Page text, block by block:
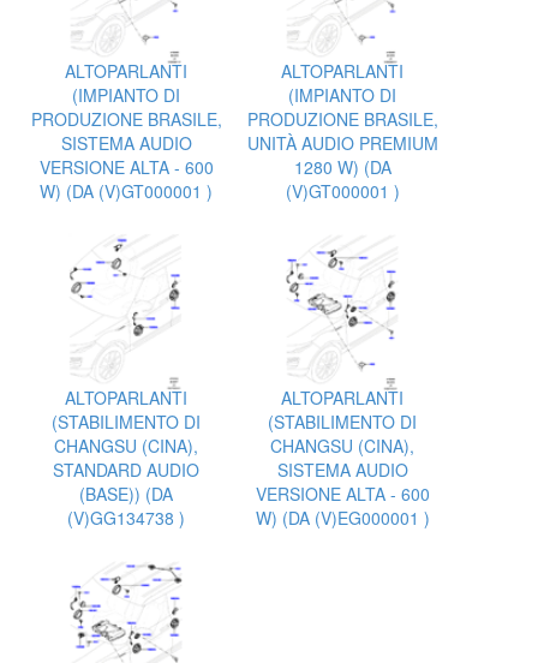
ALTOPARLANTI
(IMPIANTO DI
PRODUZIONE BRASILE,
SISTEMA AUDIO
VERSIONE ALTA - 600
W) (DA (V)GT000001 )
ALTOPARLANTI
(IMPIANTO DI
PRODUZIONE BRASILE,
UNITÀ AUDIO PREMIUM
1280 W) (DA
(V)GT000001 )
ALTOPARLANTI
(STABILIMENTO DI
CHANGSU (CINA),
STANDARD AUDIO
(BASE)) (DA
(V)GG134738 )
ALTOPARLANTI
(STABILIMENTO DI
CHANGSU (CINA),
SISTEMA AUDIO
VERSIONE ALTA - 600
W) (DA (V)EG000001 )